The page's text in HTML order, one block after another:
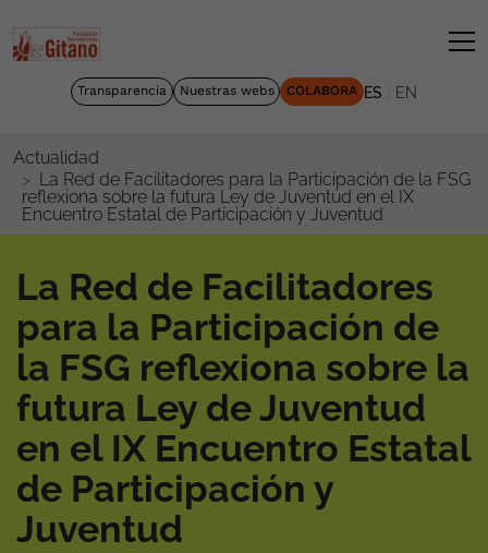
Transparencia Nuestras webs COLABORA ES EN
Actualidad
La Red de Facilitadores para la Participación de la FSG
reflexiona sobre la futura Ley de Juventud en el IX
Encuentro Estatal de Participación y Juventud
La Red de Facilitadores
para la Participación de
la FSG reflexiona sobre la
futura Ley de Juventud
en el IX Encuentro Estatal
de Participación y
Juventud